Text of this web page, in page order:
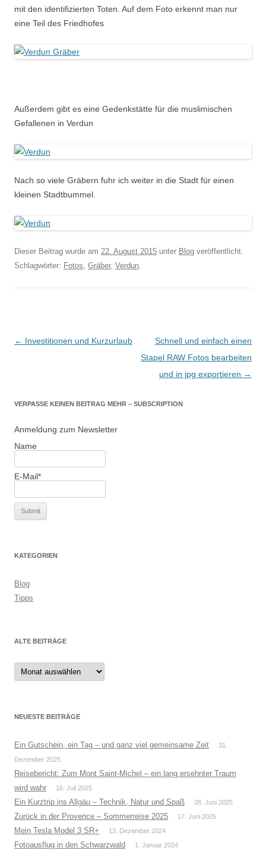
mit den identifizierten Toten. Auf dem Foto erkennt man nur
eine Teil des Friedhofes
Außerdem gibt es eine Gedenkstätte für die muslimischen
Gefallenen in Verdun
Nach so viele Gräbern fuhr ich weiter in die Stadt für einen
kleinen Stadtbummel.
Dieser Beitrag wurde am 22. August 2015 unter Blog veröffentlicht.
Schlagwörter: Fotos Gräber, Verdun
Beitragsnavigation
← Investitionen und Kurzurlaub
Schnell und einfach einen
Stapel RAW Fotos bearbeiten
und in jpg exportieren →
VERPASSE KEINEN BEITRAG MEHR – SUBSCRIPTION
Anmeldung zum Newsletter
Name
E-Mail*
KATEGORIEN
Blog
Tipps
ALTE BEITRÄGE
Alte
Beiträge
NEUESTE BEITRÄGE
Ein Gutschein, ein Tag – und ganz viel gemeinsame Zeit
31.
Dezember 2025
Reisebericht: Zum Mont Saint-Michel – ein lang ersehnter Traum
wird wahr
16. Juli 2025
Ein Kurztrip ins Allgäu – Technik, Natur und Spaß 28. Juni 2025
Zurück in der Provence – Sommerreise 2025 17. Juni 2025
Mein Tesla Model 3 SR+ 13. Dezember 2024
Fotoausflug in den Schwarzwald 1. Januar 2024